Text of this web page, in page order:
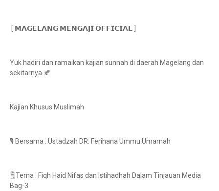
[ 𝗠𝗔𝗚𝗘𝗟𝗔𝗡𝗚 𝗠𝗘𝗡𝗚𝗔𝗝𝗜 𝗢𝗙𝗙𝗜𝗖𝗜𝗔𝗟 ]
Yuk hadiri dan ramaikan kajian sunnah di daerah Magelang dan
sekitarnya 🍂
Kajian Khusus Muslimah
🎙️ Bersama : Ustadzah DR. Ferihana Ummu Umamah
🗒️Tema : Fiqh Haid Nifas dan Istihadhah Dalam Tinjauan Media
Bag-3